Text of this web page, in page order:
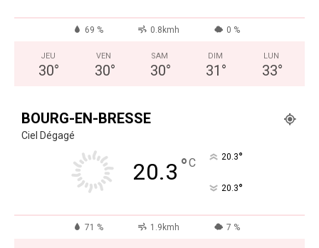
69 % 0.8kmh 0 %
JEU
30°
VEN
30°
SAM
30°
DIM
31 °
LUN
33°
BOURG-EN-BRESSE
Ciel Dégagé
20.3 °C 20.3°
20.3°
71 % 1.9kmh 7 %